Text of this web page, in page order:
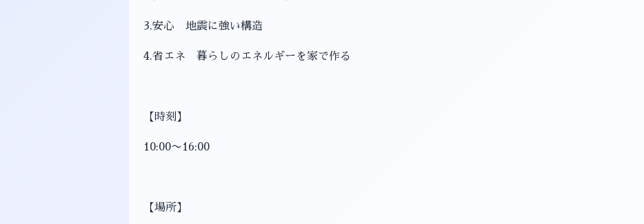
3.安心 地震に強い構造
4.省エネ 暮らしのエネルギーを家で作る
【時刻】
10:00〜16:00
【場所】